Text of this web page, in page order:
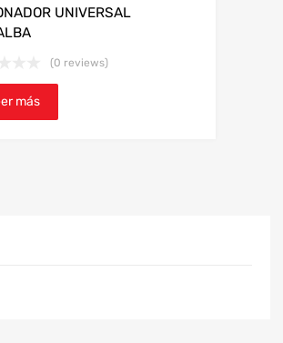
UNIVERSAL
(0 reviews)
más